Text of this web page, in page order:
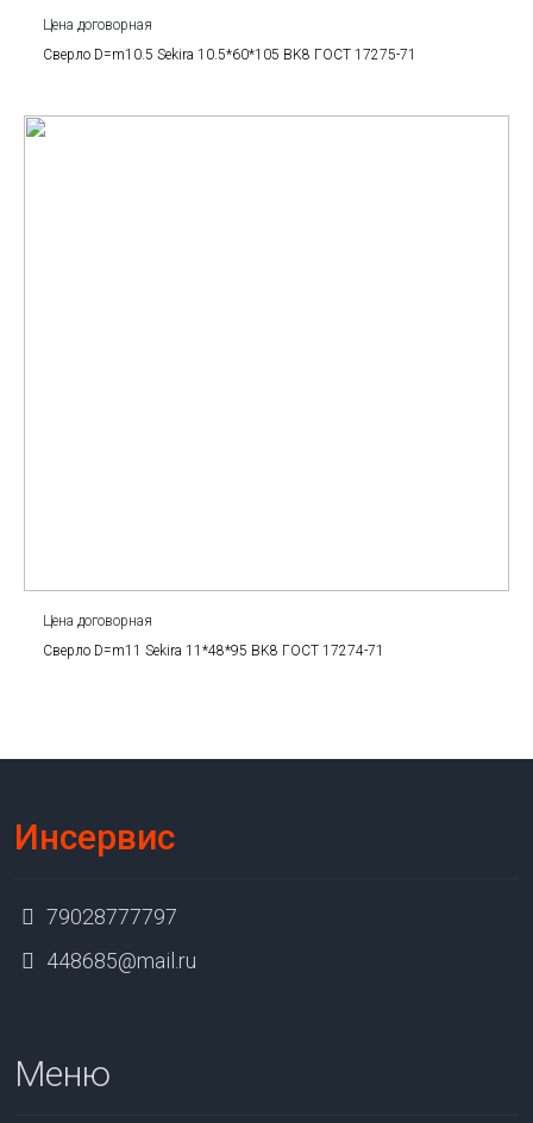
Цена договорная
Сверло D=m10.5 Sekira 10.5*60*105 BK8 ГОСТ 17275-71
Цена договорная
Сверло D=m11 Sekira 11*48*95 BK8 ГОСТ 17274-71
Инсервис
79028777797
448685@mail.ru
Меню